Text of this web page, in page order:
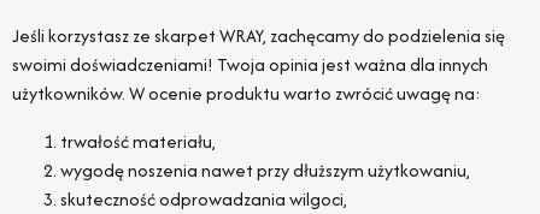
Jeśli korzystasz ze skarpet WRAY, zachęcamy do podzielenia się
swoimi doświadczeniami! Twoja opinia jest ważna dla innych
użytkowników. W ocenie produktu warto zwrócić uwagę na:
trwałość materiału,
wygodę noszenia nawet przy dłuższym użytkowaniu,
skuteczność odprowadzania wilgoci,